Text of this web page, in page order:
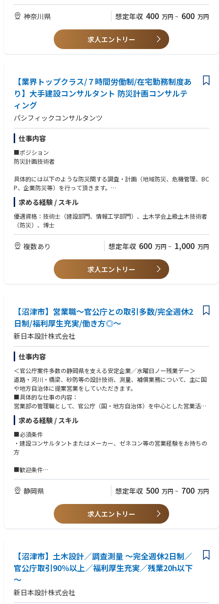
神奈川県 想定年収 400 万円 ~ 600 万円
求人エントリー
【業界トップクラス/７時間労働制/在宅勤務制度あ
り】大手建設コンサルタント 防災計画コンサルテ
ィング
パシフィックコンサルタンツ
仕事内容
■ポジション
防災計画技術者
具体的には以下のような防災関する調査・計画（地域防災、危機管理、BC
P、企業防災等）を行って頂きます。
・自然災害（洪水・土砂災害・高潮、地震・津波、火山など）における防
災計画・BCPの策定・評価・検証
・防災教育・人材開発、防災業務支援システムの構築・活用による災害予
・行政・企業等への「防災・危機管理ソリューション」を通じて国内外の
災害リスク削減
求める経験 / スキル
優遇資格：技術士（建設部門、情報工学部門）、土木学会上級土木技術者
（防災）、博士
複数あり 想定年収 600 万円 ~ 1,000 万円
求人エントリー
【沼津市】営業職～官公庁との取引多数/完全週休2
日制/福利厚生充実/働き方◎～
新日本設計株式会社
仕事内容
＜官公庁案件多数の静岡県を支える安定企業／水曜日ノー残業デー＞
道路・河川・橋梁、砂防等の設計技術、測量、補償業務について、主に国
や地方自治体に提案営業をしていただきます。
■具体的な仕事の内容：
営業部の管理職として、官公庁（国・地方自治体）を中心とした営業活動
に従事していただきます。経営陣や技術部門と連携しながらチームプレイ
で受注を目指します。会社全体の売上目標はありますが、個人ノルマはあ
りません。
■業務詳細：
1.企画・提案営業、営業情報収集、分析
3.受注業務の推進管理、顧客満足度調査
5.若手社員の育成
変更の範囲：：当社業務全般
・官公庁からの土木関係業務の受注が100％近くを占めます。近年は特に
インフラの維持管理に関する需要が多く、点検業務や構造物の長寿命化に
様々な課題へのソリューションを提供していきます。
■当社の魅力：
〇充実した教育・勉強体制：働きやすい環境の構築を目指し、社員のワー
クライフバランスを念頭に制度設計をしています。
（資格取得支援制度・経験豊富な社員によるOJT・専門技能の向上を目的
求める経験 / スキル
■必須条件
・建設コンサルタントまたはメーカー、ゼネコン等の営業経験をお持ちの
方
■歓迎条件
・主体性や行動力がある方
・今までの経験を活かし、スキルアップしたい方
静岡県 想定年収 500 万円 ~ 700 万円
求人エントリー
【沼津市】土木設計／調査測量 ～完全週休2日制／
官公庁取引90％以上／福利厚生充実／残業20h以下
～
新日本設計株式会社